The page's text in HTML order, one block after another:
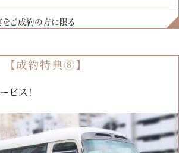
ご成約の方に限る
【成約特典⑧】
ビス！